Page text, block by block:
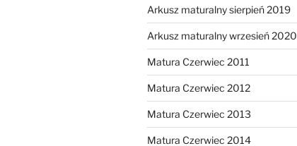
Arkusz maturalny sierpień 2019
Arkusz maturalny wrzesień 2020
Matura Czerwiec 2011
Matura Czerwiec 2012
Matura Czerwiec 2013
Matura Czerwiec 2014